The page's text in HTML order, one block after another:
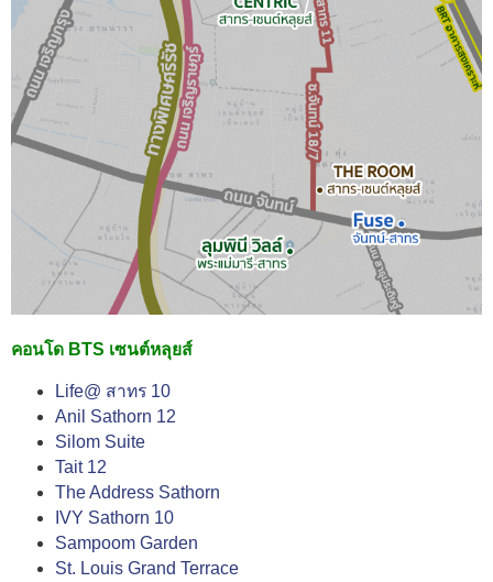
คอนโด BTS เซนต์หลุยส์
Life@ สาทร 10
Anil Sathorn 12
Silom Suite
Tait 12
The Address Sathorn
IVY Sathorn 10
Sampoom Garden
St. Louis Grand Terrace